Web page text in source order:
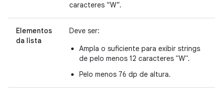
caracteres “W”.
Elementos
da lista
Deve ser:
Ampla o suficiente para exibir strings
de pelo menos 12 caracteres "W".
Pelo menos 76 dp de altura.